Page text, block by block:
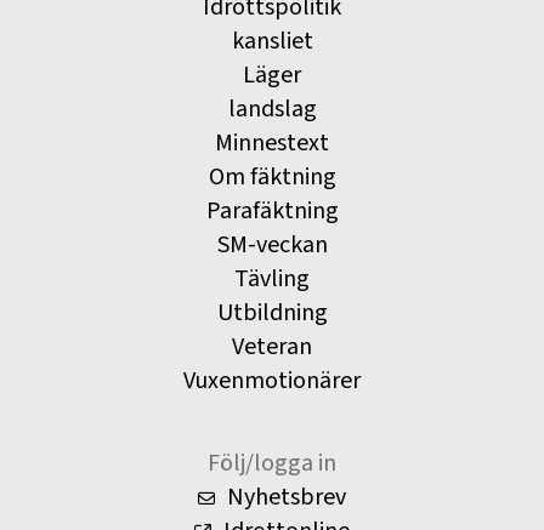
Idrottspolitik
kansliet
Läger
landslag
Minnestext
Om fäktning
Parafäktning
SM-veckan
Tävling
Utbildning
Veteran
Vuxenmotionärer
Följ/logga in
Nyhetsbrev